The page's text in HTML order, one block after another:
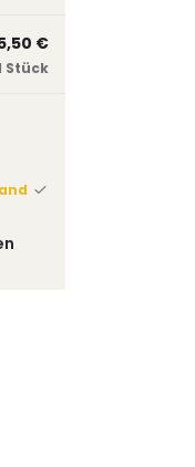
€
Stück